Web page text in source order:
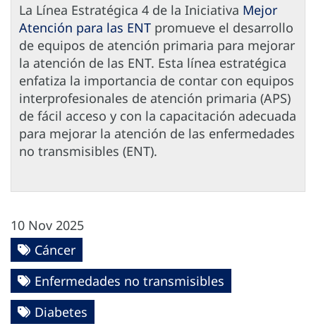
La Línea Estratégica 4 de la Iniciativa Mejor
Atención para las ENT promueve el desarrollo
de equipos de atención primaria para mejorar
la atención de las ENT. Esta línea estratégica
enfatiza la importancia de contar con equipos
interprofesionales de atención primaria (APS)
de fácil acceso y con la capacitación adecuada
para mejorar la atención de las enfermedades
no transmisibles (ENT).
10 Nov 2025
Cáncer
Enfermedades no transmisibles
Diabetes